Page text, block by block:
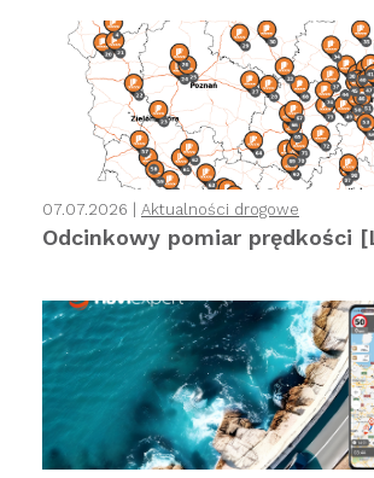
07.07.2026 | Aktualności drogowe
Odcinkowy pomiar prędkości